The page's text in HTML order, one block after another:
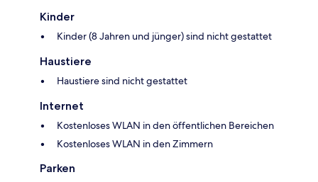
Kinder
Kinder (8 Jahren und jünger) sind nicht gestattet
Haustiere
Haustiere sind nicht gestattet
Internet
Kostenloses WLAN in den öffentlichen Bereichen
Kostenloses WLAN in den Zimmern
Parken